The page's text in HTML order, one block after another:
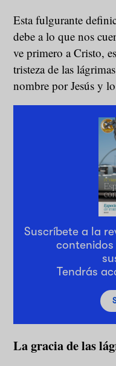
Esta fulgurante
debe a lo que nos
ve primero a Cristo,
tristeza de las
nombre por Jesús y
Suscríbete a la
contenidos
Tendrás
La gracia de las